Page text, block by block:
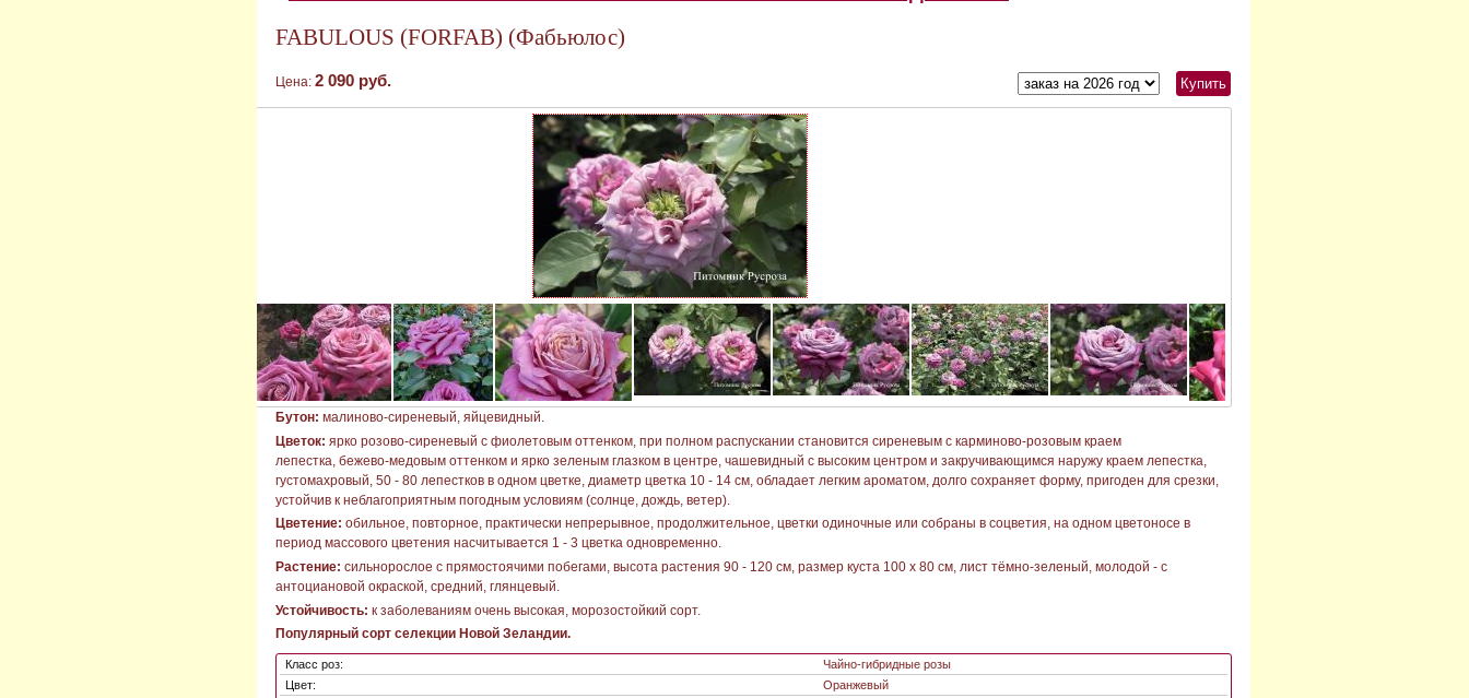
FABULOUS (FORFAB) (Фабьюлос)
Цена: 2 090 руб.
Бутон: малиново-сиреневый, яйцевидный.
Цветок: ярко розово-сиреневый с фиолетовым оттенком, при полном распускании становится сиреневым с карминово-розовым краем
лепестка, бежево-медовым оттенком и ярко зеленым глазком в центре, чашевидный с высоким центром и закручивающимся наружу краем лепестка,
густомахровый, 50 - 80 лепестков в одном цветке, диаметр цветка 10 - 14 см, обладает легким ароматом, долго сохраняет форму, пригоден для срезки,
устойчив к неблагоприятным погодным условиям (солнце, дождь, ветер).
Цветение: обильное, повторное, практически непрерывное, продолжительное, цветки одиночные или собраны в соцветия, на одном цветоносе в
период массового цветения насчитывается 1 - 3 цветка одновременно.
Растение: сильнорослое с прямостоячими побегами, высота растения 90 - 120 см, размер куста 100 х 80 см, лист тёмно-зеленый, молодой - с
антоциановой окраской, средний, глянцевый.
Устойчивость: к заболеваниям очень высокая, морозостойкий сорт.
Популярный сорт селекции Новой Зеландии.
Класс роз:
Чайно-гибридные розы
Цвет:
Оранжевый